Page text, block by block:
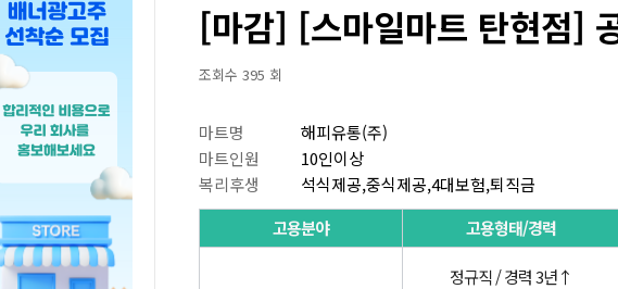
[마감] [스마일마트 탄현점]
조회수 395 회
마트명 해피유통(주)
마트인원
10인이상
복리후생
석식제공,중식제공,4대보험,퇴직금
고용분야
고용형태/경력
정규직 / 경력 3년↑